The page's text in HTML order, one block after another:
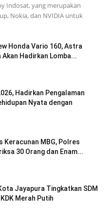
Indosat, yang merupakan
Nokia, dan NVIDIA untuk
Honda Vario 160, Astra
Hadirkan Lomba...
Hadirkan Pengalaman
Nyata dengan
Keracunan MBG, Polres
30 Orang dan Enam...
Jayapura Tingkatkan SDM
Merah Putih